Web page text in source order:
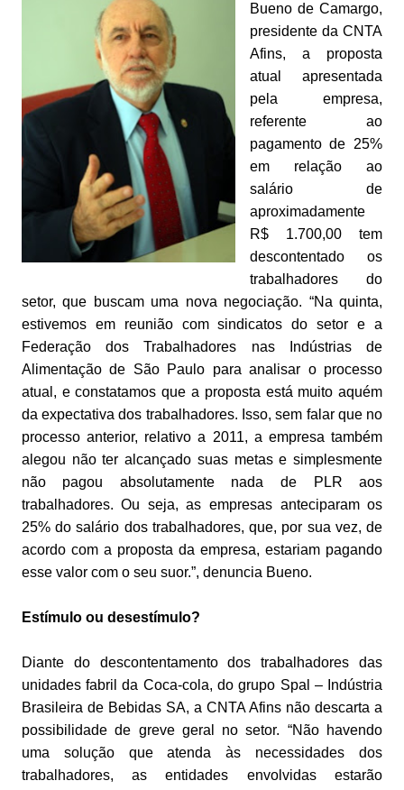
Bueno de Camargo,
presidente da CNTA
Afins, a proposta
atual apresentada
pela empresa,
referente ao
pagamento de 25%
em relação ao
salário de
aproximadamente
R$ 1.700,00 tem
descontentado os
trabalhadores do
setor, que buscam uma nova negociação. “Na quinta,
estivemos em reunião com sindicatos do setor e a
Federação dos Trabalhadores nas Indústrias de
Alimentação de São Paulo para analisar o processo
atual, e constatamos que a proposta está muito aquém
da expectativa dos trabalhadores. Isso, sem falar que no
processo anterior, relativo a 2011, a empresa também
alegou não ter alcançado suas metas e simplesmente
não pagou absolutamente nada de PLR aos
trabalhadores. Ou seja, as empresas anteciparam os
25% do salário dos trabalhadores, que, por sua vez, de
acordo com a proposta da empresa, estariam pagando
esse valor com o seu suor.”, denuncia Bueno.
Estímulo ou desestímulo?
Diante do descontentamento dos trabalhadores das
unidades fabril da Coca-cola, do grupo Spal – Indústria
Brasileira de Bebidas SA, a CNTA Afins não descarta a
possibilidade de greve geral no setor. “Não havendo
uma solução que atenda às necessidades dos
trabalhadores, as entidades envolvidas estarão